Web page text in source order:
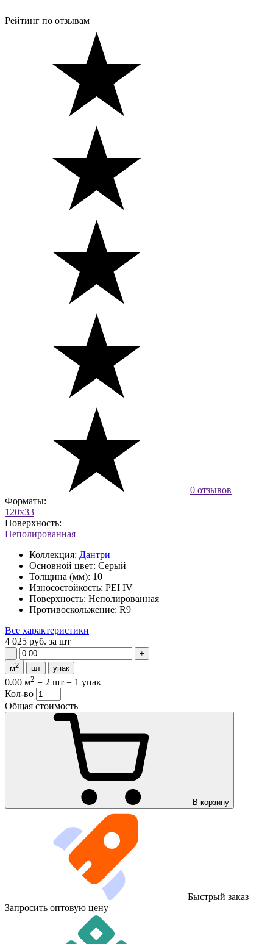
Рейтинг по отзывам
0 отзывов
Форматы:
120x33
Поверхность:
Неполированная
Коллекция: Дантри
Основной цвет: Серый
Толщина (мм): 10
Износостойкость: PEI IV
Поверхность: Неполированная
Противоскольжение: R9
Все характеристики
4 025 руб. за шт
м2 шт упак
0.00 м2 = 2 шт = 1 упак
Кол-во
Общая стоимость
В корзину
Быстрый заказ
Запросить оптовую цену